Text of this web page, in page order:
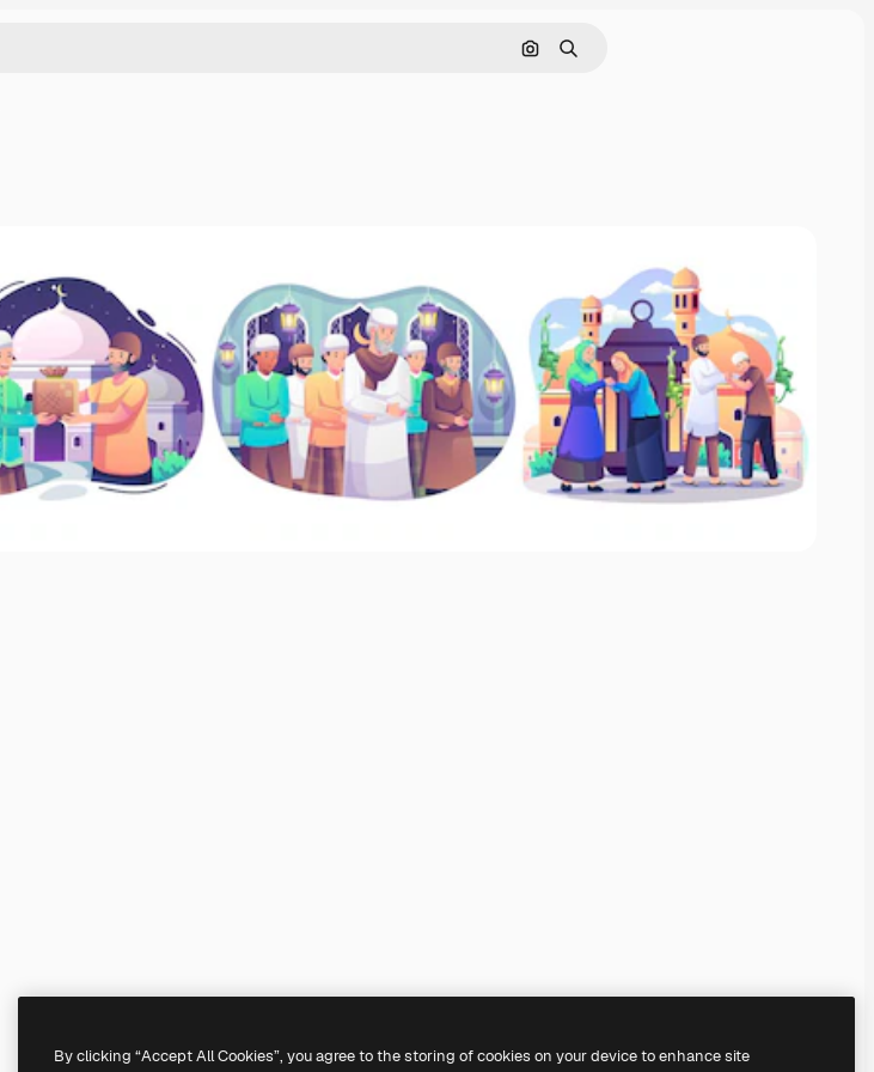
通過圖像搜索
搜尋
By clicking “Accept All Cookies”, you agree to the storing of cookies on your device to enhance site